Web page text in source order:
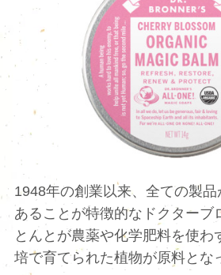
1948年の創業以来、全ての製
あることが特徴的なドクターブ
とんとが農薬や化学肥料を使わ
培で育てられた植物が原料とな